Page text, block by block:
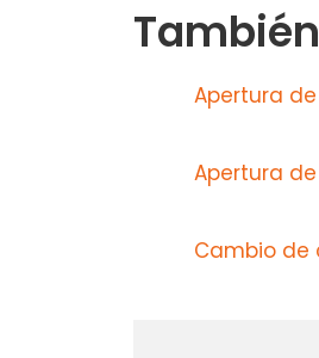
Apertura
Apertura
Cambio de